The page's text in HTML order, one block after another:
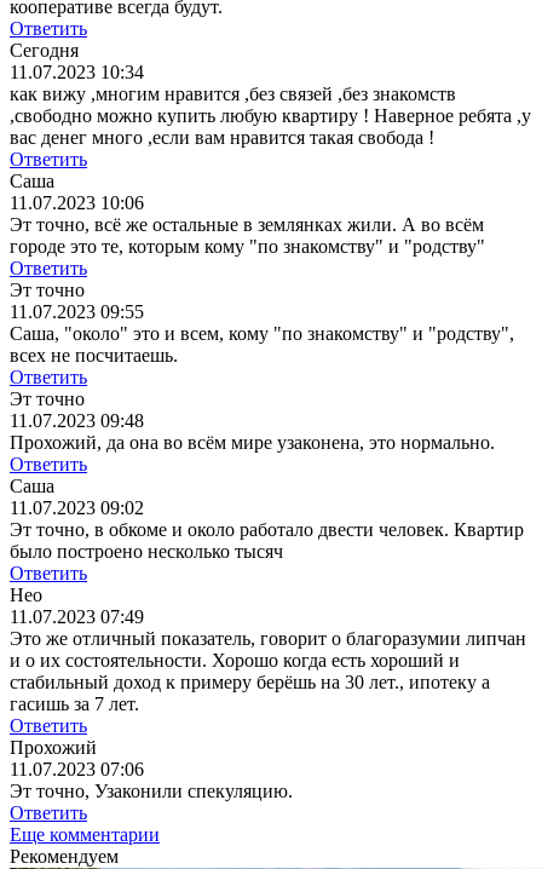
кооперативе всегда будут.
Ответить
Сегодня
11.07.2023 10:34
как вижу ,многим нравится ,без связей ,без знакомств
,свободно можно купить любую квартиру ! Наверное ребята ,у
вас денег много ,если вам нравится такая свобода !
Ответить
Саша
11.07.2023 10:06
Эт точно, всё же остальные в землянках жили. А во всём
городе это те, которым кому "по знакомству" и "родству"
Ответить
Эт точно
11.07.2023 09:55
Саша, "около" это и всем, кому "по знакомству" и "родству",
всех не посчитаешь.
Ответить
Эт точно
11.07.2023 09:48
Прохожий, да она во всём мире узаконена, это нормально.
Ответить
Саша
11.07.2023 09:02
Эт точно, в обкоме и около работало двести человек. Квартир
было построено несколько тысяч
Ответить
Нео
11.07.2023 07:49
Это же отличный показатель, говорит о благоразумии липчан
и о их состоятельности. Хорошо когда есть хороший и
стабильный доход к примеру берёшь на 30 лет., ипотеку а
гасишь за 7 лет.
Ответить
Прохожий
11.07.2023 07:06
Эт точно, Узаконили спекуляцию.
Ответить
Еще комментарии
Рекомендуем